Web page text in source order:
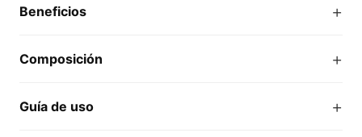
Beneficios +
Composición +
Guía de uso +